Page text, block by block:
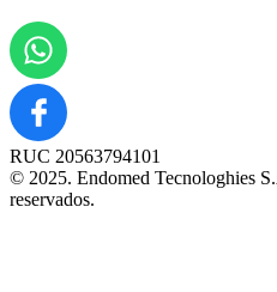
RUC 20563794101
© 2025. Endomed Tecnologhies
reservados.